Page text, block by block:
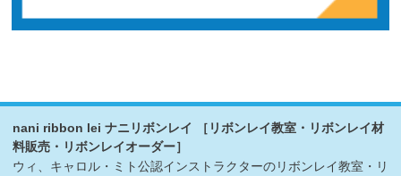
nani ribbon lei ナニリボンレイ ［リボンレイ教室・リボンレイ材
料販売・リボンレイオーダー］
ウィ、キャロル・ミト公認インストラクターのリボンレイ教室・リ